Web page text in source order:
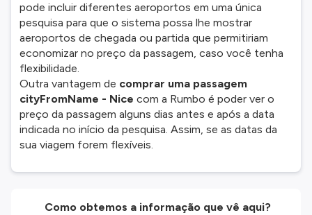
pode incluir diferentes aeroportos em uma única
pesquisa para que o sistema possa lhe mostrar
aeroportos de chegada ou partida que permitiriam
economizar no preço da passagem, caso você tenha
flexibilidade.
Outra vantagem de comprar uma passagem
cityFromName - Nice com a Rumbo é poder ver o
preço da passagem alguns dias antes e após a data
indicada no início da pesquisa. Assim, se as datas da
sua viagem forem flexíveis.
Como obtemos a informação que vê aqui?